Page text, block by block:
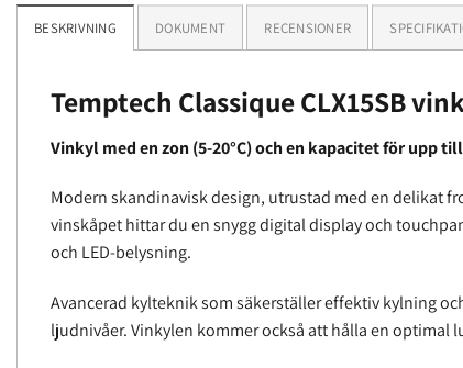
BESKRIVNING DOKUMENT RECENSIONER
Temptech Classique CLX15SB
Vinkyl med en zon (5-20°C) och en kapacitet för upp
Modern skandinavisk design, utrustad med en delikat
vinskåpet hittar du en snygg digital display och
och LED-belysning.
Avancerad kylteknik som säkerställer effektiv kylning
ljudnivåer. Vinkylen kommer också att hålla en optimal